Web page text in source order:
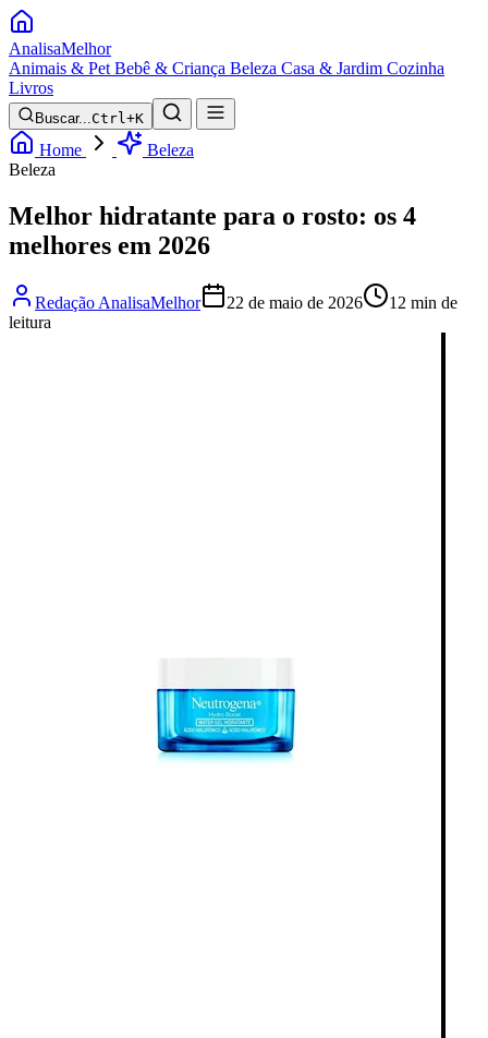
AnalisaMelhor
Animais & Pet Bebê & Criança Beleza Casa & Jardim Cozinha
Livros
Buscar...Ctrl+K
Home
Beleza
Beleza
Melhor hidratante para o rosto: os 4
melhores em 2026
Redação AnalisaMelhor 22 de maio de 2026
12 min de
leitura